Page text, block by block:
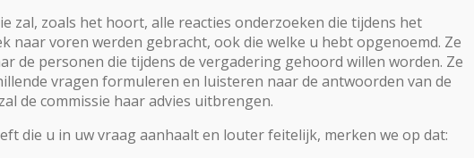
zal, zoals het hoort, alle reacties onderzoeken die tijdens het
naar voren werden gebracht, ook die welke u hebt opgenoemd. Ze
de personen die tijdens de vergadering gehoord willen worden. Ze
vragen formuleren en luisteren naar de antwoorden van de
de commissie haar advies uitbrengen.
die u in uw vraag aanhaalt en louter feitelijk, merken we op dat: